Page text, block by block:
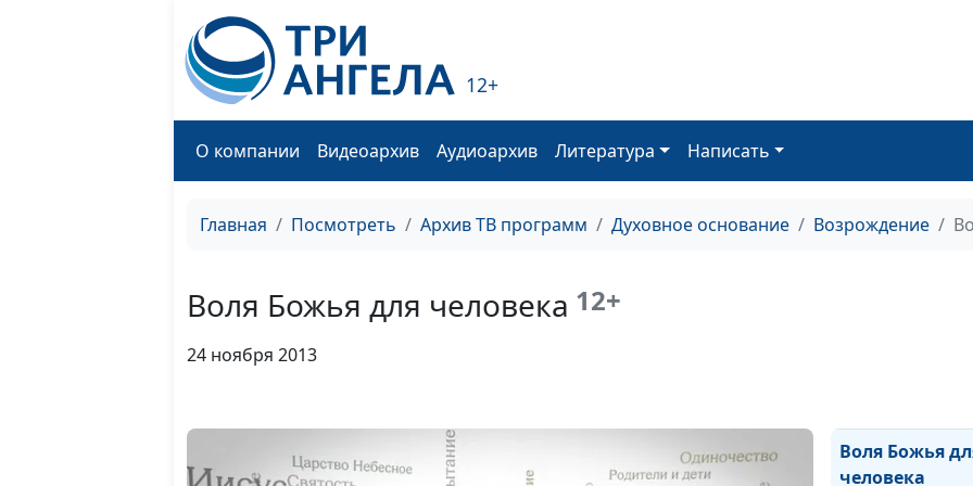
12+
О компании Видеоархив Аудиоархив Литература Написать
Главная Посмотреть Архив ТВ программ Духовное основание Возрождение
Воля Божья для человека 12+
24 ноября 2013
Божьей
Исполнение
Воля Божья
человека